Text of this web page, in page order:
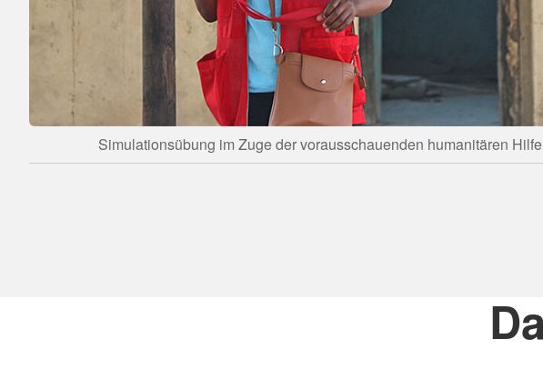
Simulationsübung im Zuge der vorausschauenden humanitären Hilfe